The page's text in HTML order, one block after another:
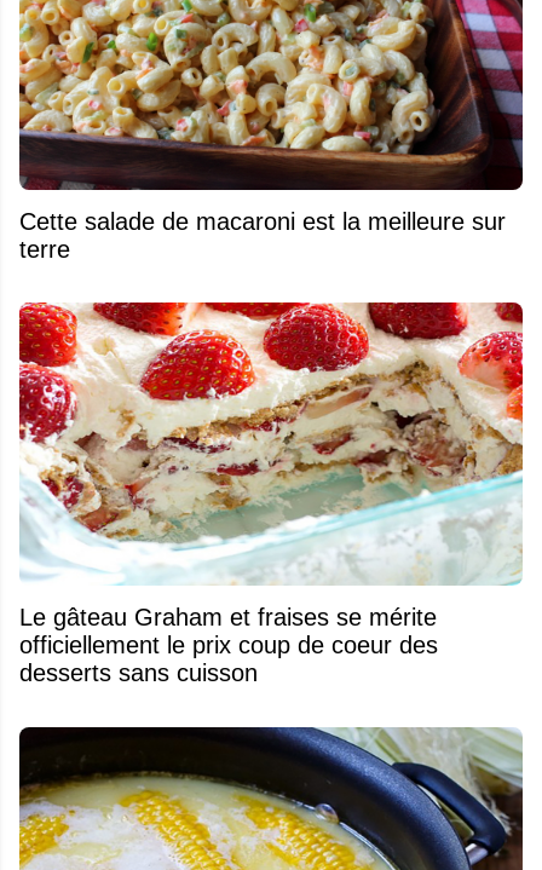
Cette salade de macaroni est la meilleure sur
terre
Le gâteau Graham et fraises se mérite
officiellement le prix coup de coeur des
desserts sans cuisson